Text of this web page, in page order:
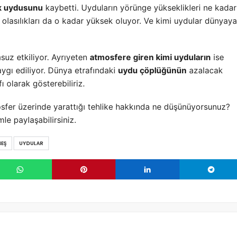
uydusunu kaybetti. Uyduların yörünge yükseklikleri ne kadar
da o kadar yüksek oluyor. Ve kimi uydular dünyaya
etkiliyor. Ayrıyeten atmosfere giren kimi uyduların ise
ediliyor. Dünya etrafındaki uydu çöplüğünün azalacak
olarak gösterebiliriz.
üzerinde yarattığı tehlike hakkında ne düşünüyorsunuz?
paylaşabilirsiniz.
UYDULAR